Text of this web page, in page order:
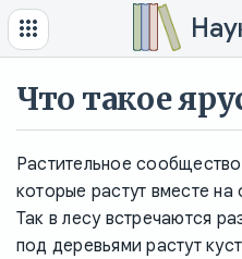
Что такое
Растительное
которые растут вместе
Так в лесу встречаются
под деревьями растут